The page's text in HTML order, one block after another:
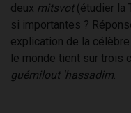
deux mitsvot (étudier la
si importantes ?
explication de la célèbre
le monde tient sur trois
guémilout 'hassadim